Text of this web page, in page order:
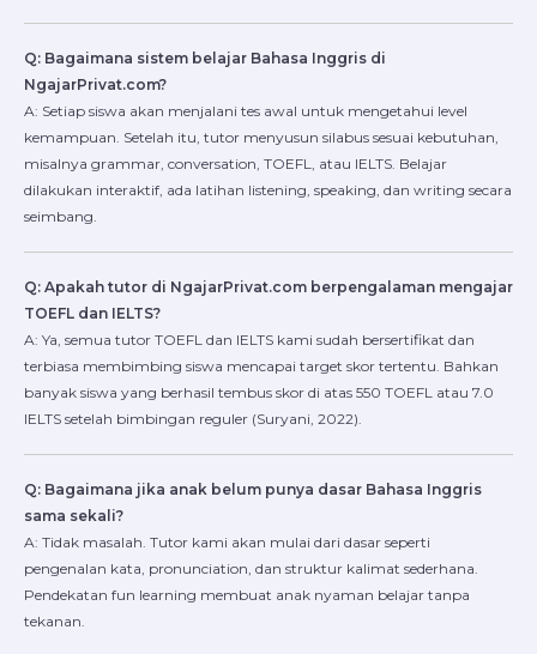
Q: Bagaimana sistem belajar Bahasa Inggris di
NgajarPrivat.com?
A: Setiap siswa akan menjalani tes awal untuk mengetahui level
kemampuan. Setelah itu, tutor menyusun silabus sesuai kebutuhan,
misalnya grammar, conversation, TOEFL, atau IELTS. Belajar
dilakukan interaktif, ada latihan listening, speaking, dan writing secara
seimbang.
Q: Apakah tutor di NgajarPrivat.com berpengalaman mengajar
TOEFL dan IELTS?
A: Ya, semua tutor TOEFL dan IELTS kami sudah bersertifikat dan
terbiasa membimbing siswa mencapai target skor tertentu. Bahkan
banyak siswa yang berhasil tembus skor di atas 550 TOEFL atau 7.0
IELTS setelah bimbingan reguler (Suryani, 2022).
Q: Bagaimana jika anak belum punya dasar Bahasa Inggris
sama sekali?
A: Tidak masalah. Tutor kami akan mulai dari dasar seperti
pengenalan kata, pronunciation, dan struktur kalimat sederhana.
Pendekatan fun learning membuat anak nyaman belajar tanpa
tekanan.